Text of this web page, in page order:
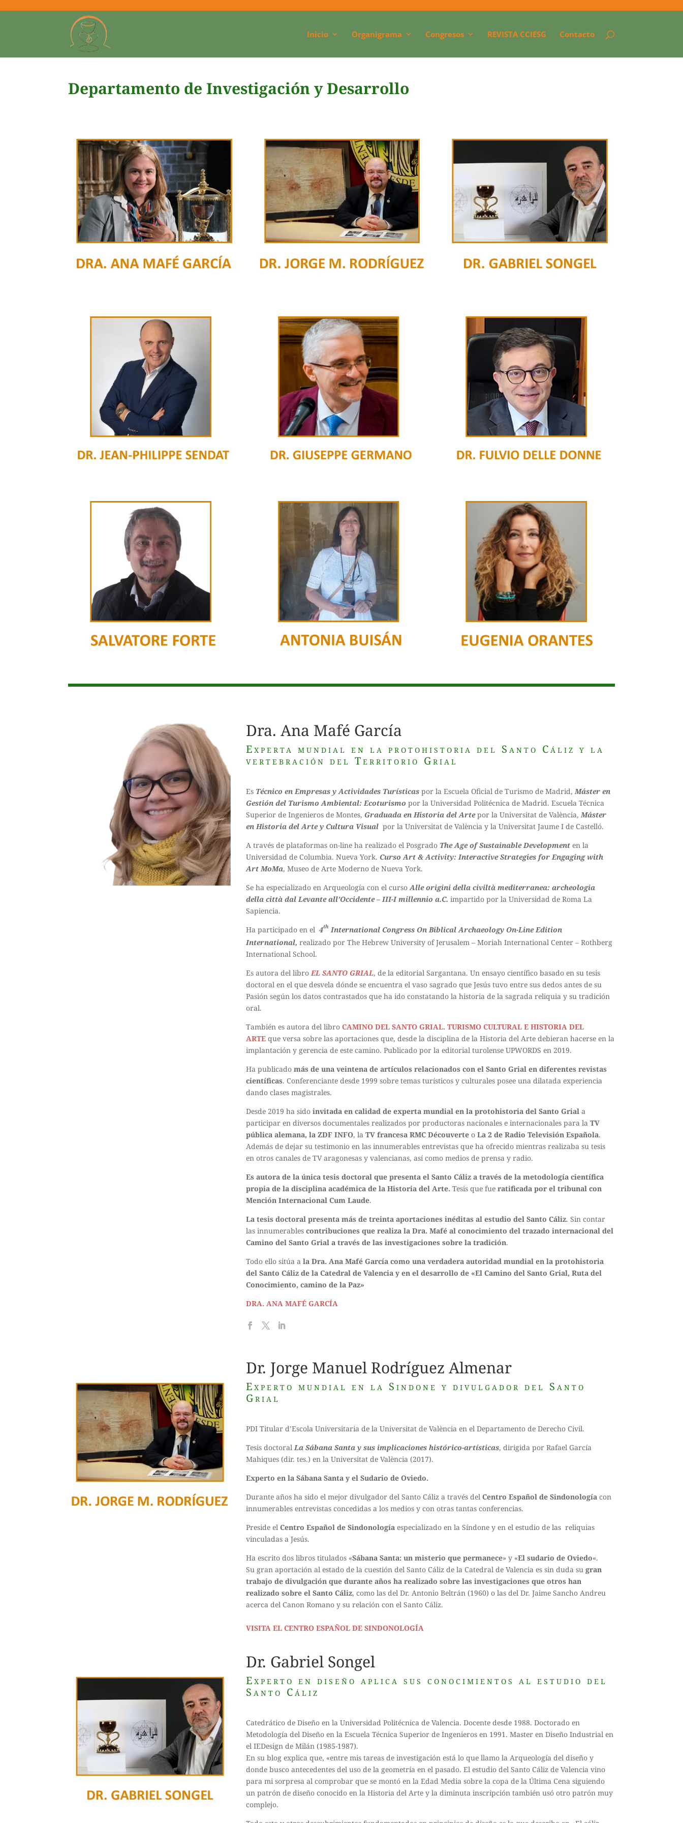
Inicio Organigrama Congresos REVISTA CCIESG Contacto
Departamento de Investigación y Desarrollo
Dra. Ana Mafé García
Experta mundial en la protohistoria del Santo Cáliz y la
vertebración del Territorio Grial
Es Técnico en Empresas y Actividades Turísticas por la Escuela Oficial de Turismo de Madrid, Máster en
Gestión del Turismo Ambiental: Ecoturismo por la Universidad Politécnica de Madrid. Escuela Técnica
Superior de Ingenieros de Montes, Graduada en Historia del Arte por la Universitat de València, Máster
en Historia del Arte y Cultura Visual por la Universitat de València y la Universitat Jaume I de Castelló.
A través de plataformas on-line ha realizado el Posgrado The Age of Sustainable Development en la
Universidad de Columbia. Nueva York. Curso Art & Activity: Interactive Strategies for Engaging with
Art MoMa, Museo de Arte Moderno de Nueva York.
Se ha especializado en Arqueología con el cursoAlle origini della civiltà mediterranea: archeologia
della città dal Levante all’Occidente – III-I millennio a.C.impartido por la Universidad de Roma La
Sapiencia.
Ha participado en el4th International Congress On Biblical Archaeology On-Line Edition
International,realizado por The Hebrew University of Jerusalem – Moriah International Center – Rothberg
International School.
Es autora del libro EL SANTO GRIAL, de la editorial Sargantana. Un ensayo científico basado en su tesis
doctoral en el que desvela dónde se encuentra el vaso sagrado que Jesús tuvo entre sus dedos antes de su
Pasión según los datos contrastados que ha ido constatando la historia de la sagrada reliquia y su tradición
oral.
También es autora del libroCAMINO DEL SANTO GRIAL. TURISMO CULTURAL E HISTORIA DEL
ARTE que versa sobre las aportaciones que, desde la disciplina de la Historia del Arte debieran hacerse en la
implantación y gerencia de este camino. Publicado por la editorial turolense UPWORDS en 2019.
Ha publicadomás de una veintena de artículos relacionados con el Santo Grial en diferentes revistas
científicas. Conferenciante desde 1999 sobre temas turísticos y culturales posee una dilatada experiencia
dando clases magistrales.
Desde 2019 ha sidoinvitada en calidad de experta mundial en la protohistoria del Santo Grial a
participar en diversos documentales realizados por productoras nacionales e internacionales para laTV
pública alemana, la ZDF INFO, laTV francesa RMC Découverteo La 2 de Radio Televisión Española.
Además de dejar su testimonio en las innumerables entrevistas que ha ofrecido mientras realizaba su tesis
en otros canales de TV aragonesas y valencianas, así como medios de prensa y radio.
Es autora de la única tesis doctoral que presenta el Santo Cáliz a través de la metodología científica
propia de la disciplina académica de la Historia del Arte. Tesis que fue ratificada por el tribunal con
Mención Internacional Cum Laude.
La tesis doctoral presenta más de treinta aportaciones inéditas al estudio del Santo Cáliz. Sin contar
las innumerablescontribuciones que realiza la Dra. Mafé al conocimiento del trazado internacional del
Camino del Santo Grial a través de las investigaciones sobre la tradición.
Todo ello sitúa ala Dra. Ana Mafé García como una verdadera autoridad mundial en la protohistoria
del Santo Cáliz de la Catedral de Valencia y en el desarrollo de «El Camino del Santo Grial, Ruta del
Conocimiento, camino de la Paz»
DRA. ANA MAFÉ GARCÍA
Dr. Jorge Manuel Rodríguez Almenar
Experto mundial en la Sindone y divulgador del Santo
Grial
PDI Titular d’Escola Universitaria de la Universitat de València en el Departamento de Derecho Civil.
Tesis doctoralLa Sábana Santa y sus implicaciones histórico-artísticas, dirigida por Rafael García
Mahiques (dir. tes.) en la Universitat de València (2017).
Experto en la Sábana Santa y el Sudario de Oviedo.
Durante años ha sido el mejor divulgador del Santo Cáliz a través del Centro Español de Sindonología con
innumerables entrevistas concedidas a los medios y con otras tantas conferencias.
Preside elCentro Español de Sindonología especializado en la Síndone y en el estudio de las reliquias
vinculadas a Jesús.
Ha escrito dos libros titulados «Sábana Santa: un misterio que permanece» y «El sudario de Oviedo«.
Su gran aportación al estado de la cuestión del Santo Cáliz de la Catedral de Valencia es sin duda sugran
trabajo de divulgación que durante años ha realizado sobre las investigaciones que otros han
realizado sobre el Santo Cáliz, como las del Dr. Antonio Beltrán (1960) o las del Dr. Jaime Sancho Andreu
acerca del Canon Romano y su relación con el Santo Cáliz.
VISITA EL CENTRO ESPAÑOL DE SINDONOLOGÍA
Dr. Gabriel Songel
Experto en diseño aplica sus conocimientos al estudio del
Santo Cáliz
Catedrático de Diseño en la Universidad Politécnica de Valencia. Docente desde 1988. Doctorado en
Metodología del Diseño en la Escuela Técnica Superior de Ingenieros en 1991. Master en Diseño Industrial en
el IEDesign de Milán (1985-1987).
En su blog explica que, «entre mis tareas de investigación está lo que llamo la Arqueología del diseño y
donde busco antecedentes del uso de la geometría en el pasado. El estudio del Santo Cáliz de Valencia vino
para mi sorpresa al comprobar que se montó en la Edad Media sobre la copa de la Última Cena siguiendo
un patrón de diseño conocido en la Historia del Arte y la diminuta inscripción también usó otro patrón muy
complejo.